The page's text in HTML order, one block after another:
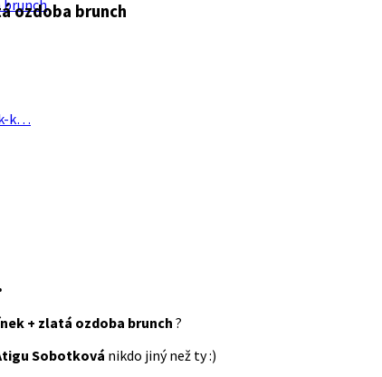
ozdoba brunch
k…
+ zlatá ozdoba brunch ?
Sobotková nikdo jiný než ty :)